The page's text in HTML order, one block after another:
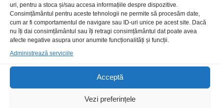
uri, pentru a stoca și/sau accesa informațiile despre dispozitive.
Consimțământul pentru aceste tehnologii ne permite să procesăm date,
cum ar fi comportamentul de navigare sau ID-uri unice pe acest site. Dacă
nu îți dai consimțământul sau îți retragi consimțământul dat poate avea
afecte negative asupra unor anumite funcționalități și funcții.
Administrează serviciile
Acceptă
Vezi preferințele
Semireglabil multi 1k vert 0.5W
Semireglabil 10k 0.1W